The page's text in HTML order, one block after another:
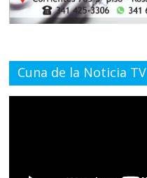
Cuna de la Noticia TV